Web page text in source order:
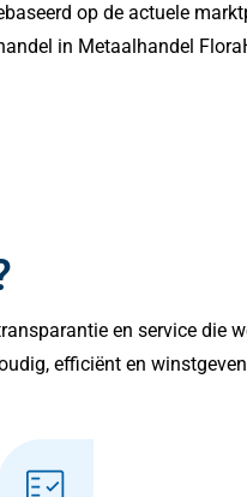
op de actuele
in Metaalhandel
en service die
efficiënt en